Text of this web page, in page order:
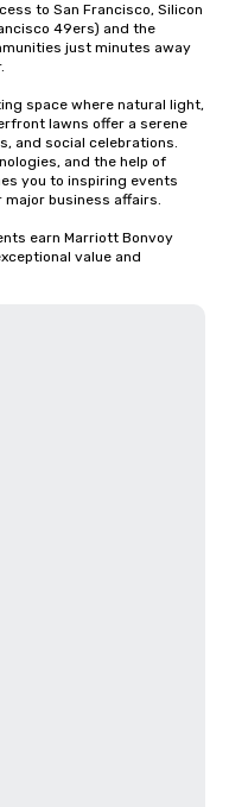
to San Francisco, Silicon
49ers) and the
just minutes away
space where natural light,
lawns offer a serene
and social celebrations.
and the help of
you to inspiring events
business affairs.
earn Marriott Bonvoy
value and